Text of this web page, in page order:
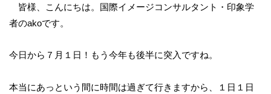
皆様、こんにちは。国際イメージコンサルタント・印象学
者のakoです。
今日から７月１日！もう今年も後半に突入ですね。
本当にあっという間に時間は過ぎて行きますから、１日１日